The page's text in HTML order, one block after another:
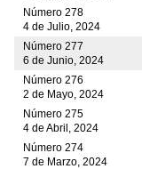
Número 278
4 de Julio, 2024
Número 277
6 de Junio, 2024
Número 276
2 de Mayo, 2024
Número 275
4 de Abril, 2024
Número 274
7 de Marzo, 2024